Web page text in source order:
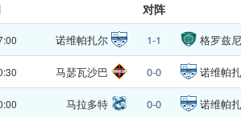
对阵
诺维帕扎尔 1-1 格罗兹尼
马瑟瓦沙巴 0-0 诺维帕
马拉多特 0-0 诺维帕